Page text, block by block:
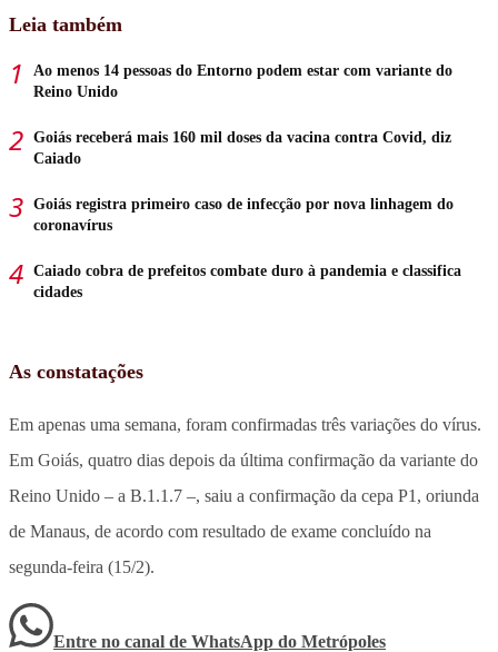
Leia também
Ao menos 14 pessoas do Entorno podem estar com variante do
Reino Unido
Goiás receberá mais 160 mil doses da vacina contra Covid, diz
Caiado
Goiás registra primeiro caso de infecção por nova linhagem do
coronavírus
Caiado cobra de prefeitos combate duro à pandemia e classifica
cidades
As constatações
Em apenas uma semana, foram confirmadas três variações do vírus.
Em Goiás, quatro dias depois da última confirmação da variante do
Reino Unido – a B.1.1.7 –, saiu a confirmação da cepa P1, oriunda
de Manaus, de acordo com resultado de exame concluído na
segunda-feira (15/2).
Entre no canal de WhatsApp do Metrópoles